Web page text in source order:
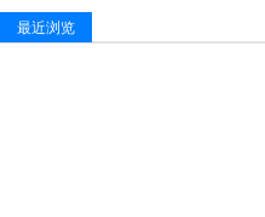
最近浏览